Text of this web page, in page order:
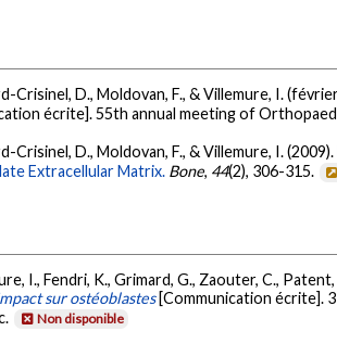
Crisinel, D., Moldovan, F., & Villemure, I.
écrite]. 55th annual meeting of
Crisinel, D., Moldovan, F., & Villemure, I. (2009).
Extracellular Matrix. Bone, 44(2), 306-315.
I., Fendri, K., Grimard, G., Zaouter, C.,
sur ostéoblastes [Communication écrite].
Non disponible